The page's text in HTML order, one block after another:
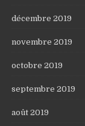
décembre 2019
novembre 2019
octobre 2019
septembre 2019
août 2019